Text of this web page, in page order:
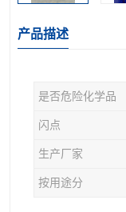
产品描述
是否危险化学品
闪点
生产厂家
按用途分